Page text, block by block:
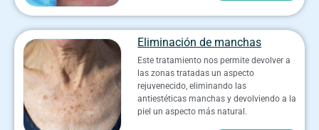
Eliminación de manchas
Este tratamiento nos permite devolver a
las zonas tratadas un aspecto
rejuvenecido, eliminando las
antiestéticas manchas y devolviendo a la
piel un aspecto más natural.